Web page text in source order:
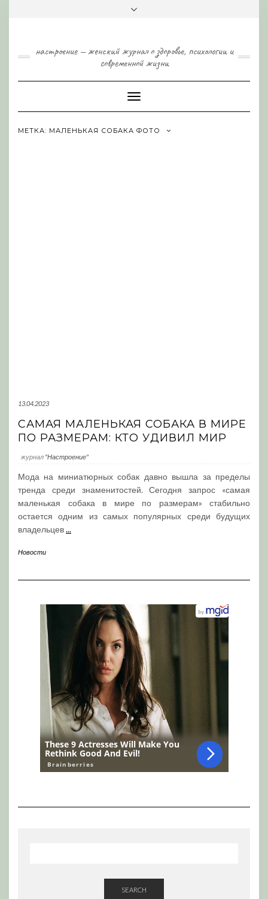
настроение — женский журнал о здоровье, психологии и
современной жизни
Toggle
Navigation
МЕТКА: МАЛЕНЬКАЯ СОБАКА ФОТО
13.04.2023
САМАЯ МАЛЕНЬКАЯ СОБАКА В МИРЕ
ПО РАЗМЕРАМ: КТО УДИВИЛ МИР
журнал "Настроение"
Мода на миниатюрных собак давно вышла за пределы
тренда среди знаменитостей. Сегодня запрос «самая
маленькая собака в мире по размерам» стабильно
остается одним из самых популярных среди будущих
владельцев...
Новости
SEARCH